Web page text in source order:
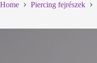
Home Piercing fejrészek